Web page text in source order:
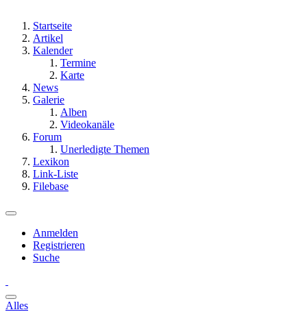
Startseite
Artikel
Kalender
Termine
Karte
News
Galerie
Alben
Videokanäle
Forum
Unerledigte Themen
Lexikon
Link-Liste
Filebase
Anmelden
Registrieren
Suche
Alles